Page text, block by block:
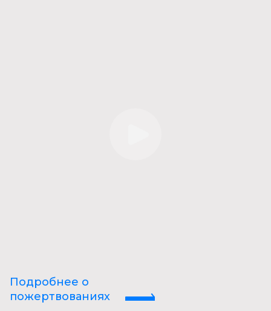
Подробнее о
пожертвованиях